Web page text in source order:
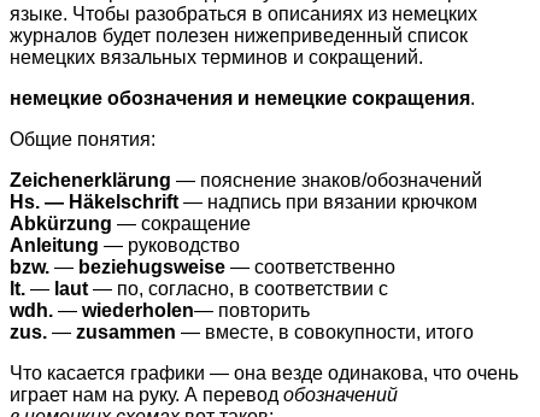
языке. Чтобы разобраться в описаниях из немецких
журналов будет полезен нижеприведенный список
немецких вязальных терминов и сокращений.
немецкие обозначения и немецкие сокращения.
Общие понятия:
Zeichenerklärung — пояснение знаков/обозначений
Hs. — Häkelschrift — надпись при вязании крючком
Abkürzung — сокращение
Anleitung — руководство
bzw. — beziehugsweise — соответственно
lt. — laut — по, согласно, в соответствии с
wdh. — wiederholen— повторить
zus. — zusammen — вместе, в совокупности, итого
Что касается графики — она везде одинакова, что очень
играет нам на руку. А перевод обозначений